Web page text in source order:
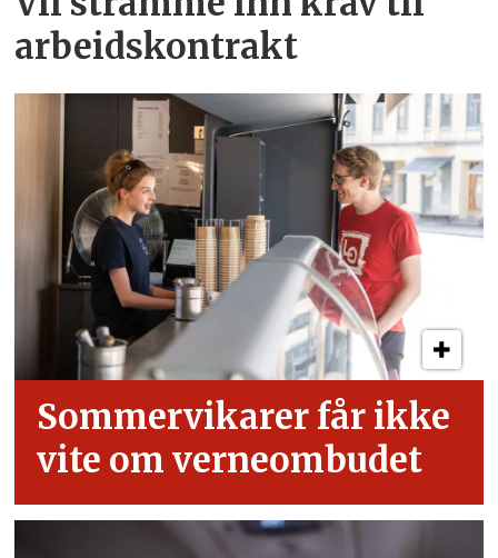
arbeids­kontrakt
Sommervikarer får ikke
vite om verneombudet